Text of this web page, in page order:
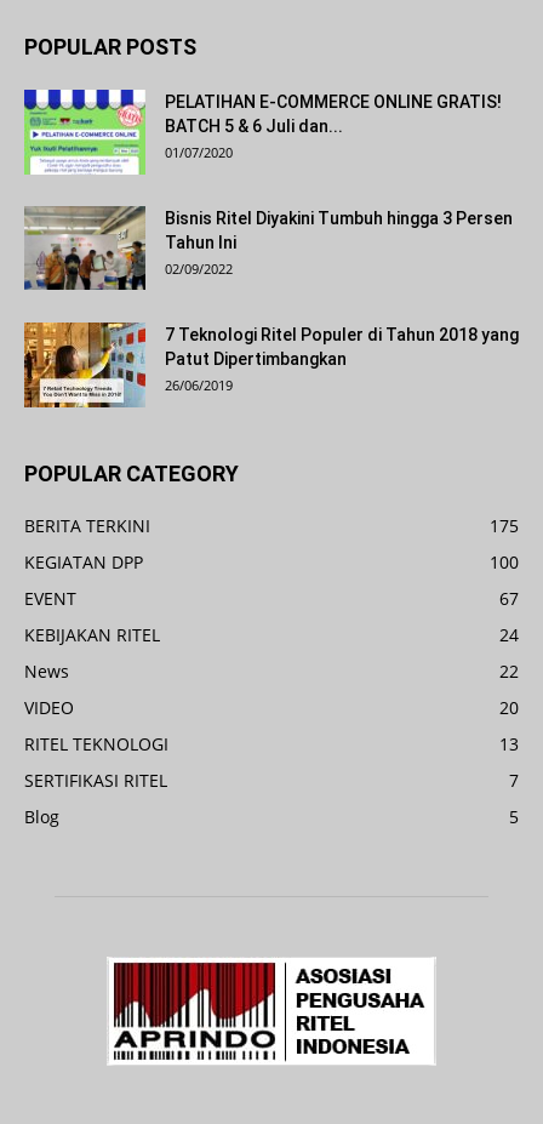
POPULAR POSTS
PELATIHAN E-COMMERCE ONLINE GRATIS!
BATCH 5 & 6 Juli dan...
01/07/2020
Bisnis Ritel Diyakini Tumbuh hingga 3 Persen
Tahun Ini
02/09/2022
7 Teknologi Ritel Populer di Tahun 2018 yang
Patut Dipertimbangkan
26/06/2019
POPULAR CATEGORY
BERITA TERKINI
175
KEGIATAN DPP
100
EVENT
67
KEBIJAKAN RITEL
24
News
22
VIDEO
20
RITEL TEKNOLOGI
13
SERTIFIKASI RITEL
7
Blog
5